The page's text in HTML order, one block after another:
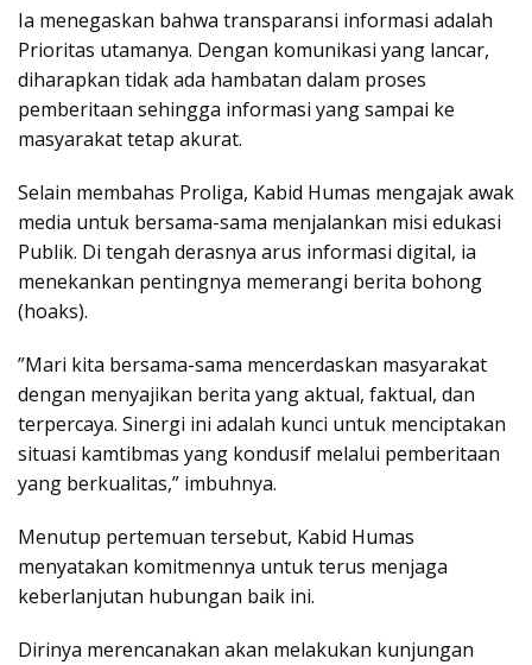
​Ia menegaskan bahwa transparansi informasi adalah
Prioritas utamanya. Dengan komunikasi yang lancar,
diharapkan tidak ada hambatan dalam proses
pemberitaan sehingga informasi yang sampai ke
masyarakat tetap akurat.
​Selain membahas Proliga, Kabid Humas mengajak awak
media untuk bersama-sama menjalankan misi edukasi
Publik. Di tengah derasnya arus informasi digital, ia
menekankan pentingnya memerangi berita bohong
(hoaks).
​”Mari kita bersama-sama mencerdaskan masyarakat
dengan menyajikan berita yang aktual, faktual, dan
terpercaya. Sinergi ini adalah kunci untuk menciptakan
situasi kamtibmas yang kondusif melalui pemberitaan
yang berkualitas,” imbuhnya.
​Menutup pertemuan tersebut, Kabid Humas
menyatakan komitmennya untuk terus menjaga
keberlanjutan hubungan baik ini.
Dirinya merencanakan akan melakukan kunjungan